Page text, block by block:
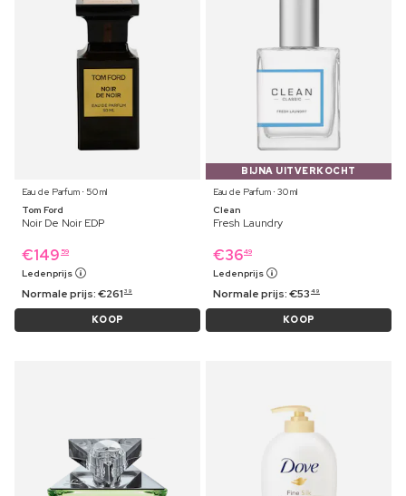
Eau de Parfum ⋅ 50 ml
Tom Ford
Noir De Noir EDP
€149 59
Ledenprijs
Normale prijs:€261 39
KOOP
BIJNA UITVERKOCHT
Eau de Parfum ⋅ 30 ml
Clean
Fresh Laundry
€3649
Ledenprijs
Normale prijs:€53 49
KOOP